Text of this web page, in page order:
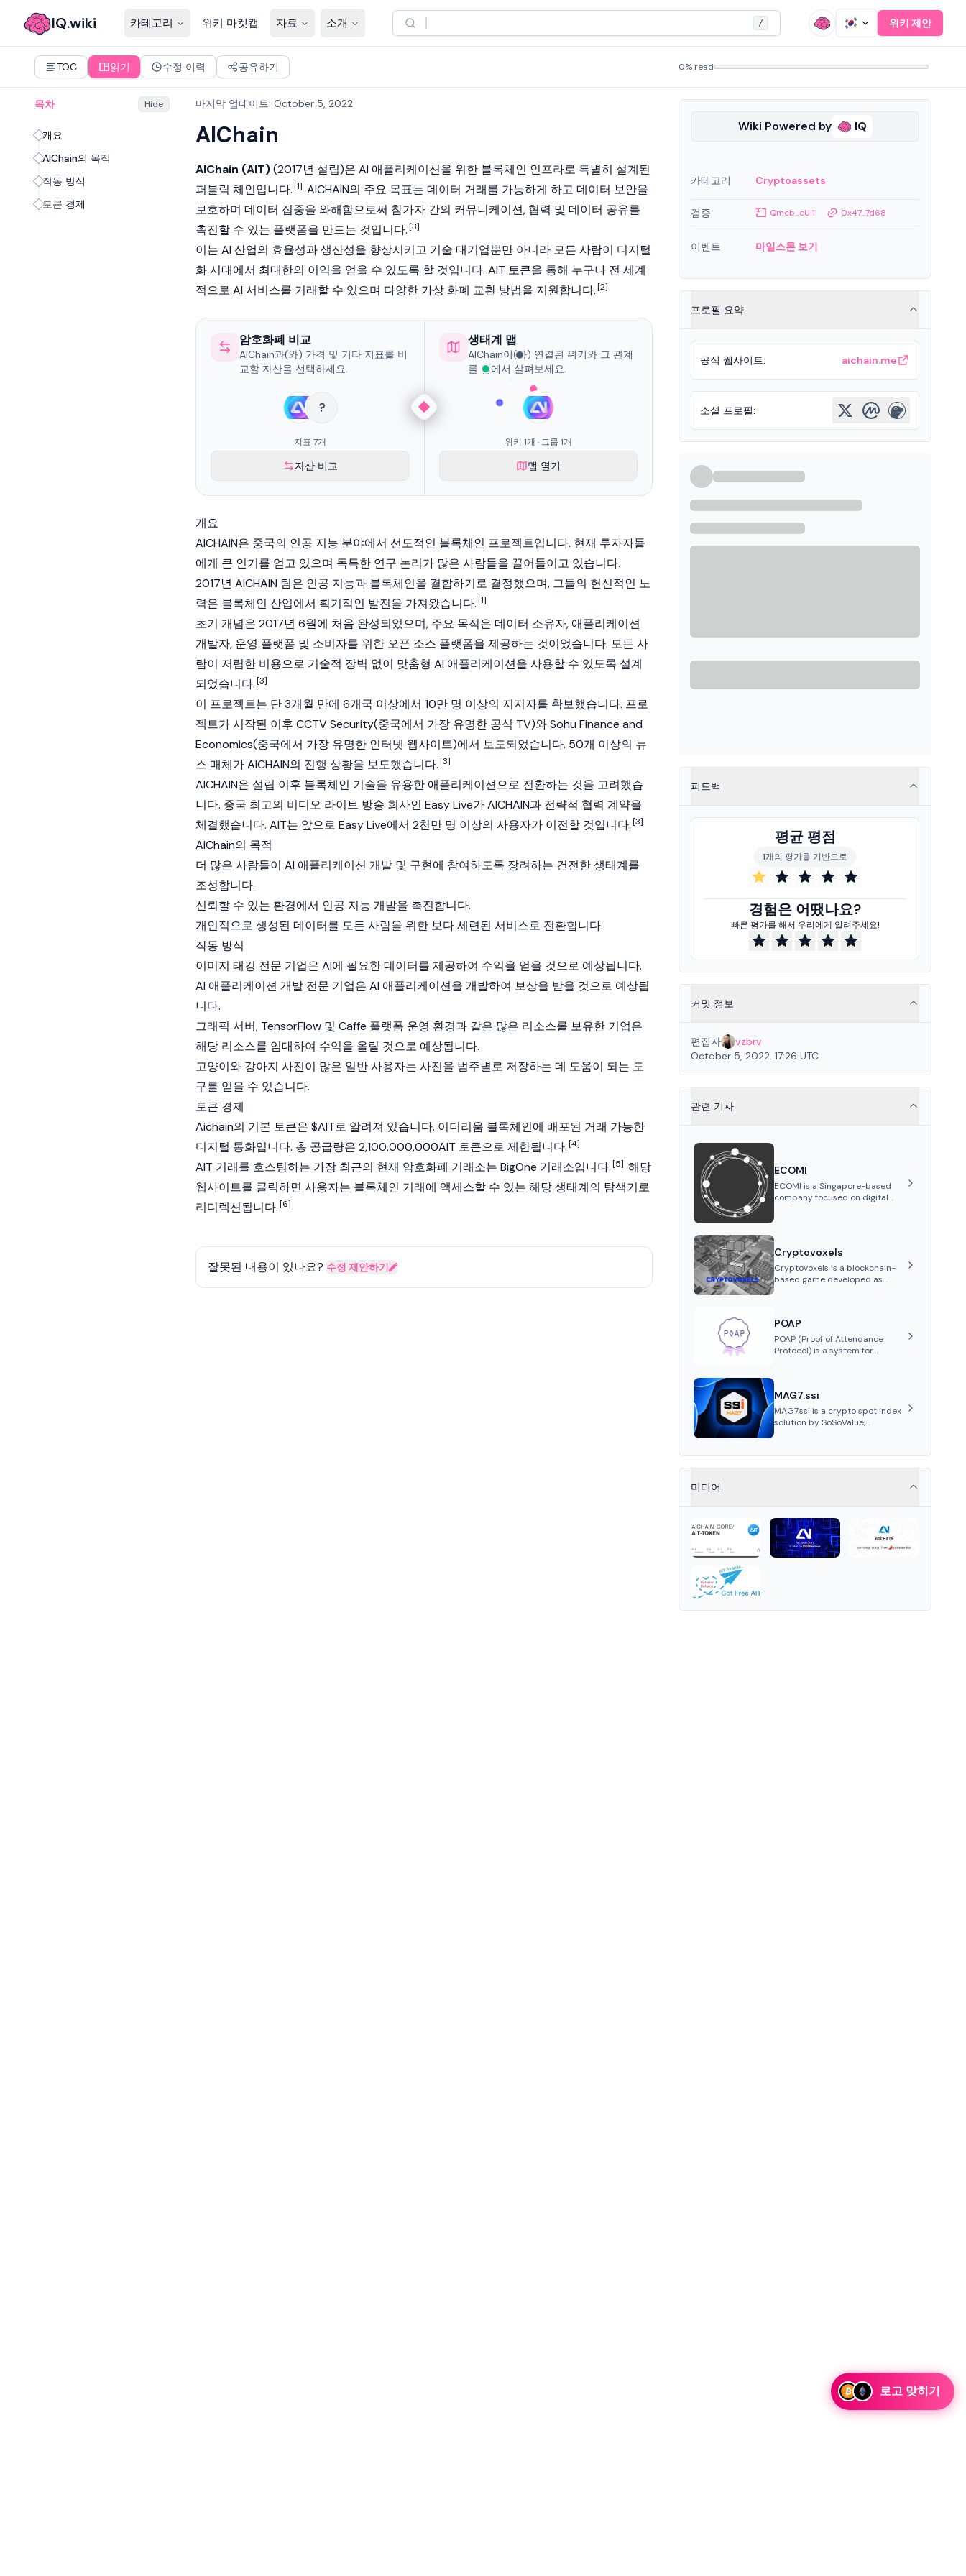
IQ.wiki 카테고리 위키 마켓캡 자료 소개 / 위키 제안
TOC 읽기 수정 이력 공유하기 0% read
목차 Hide
개요
AIChain의 목적
작동 방식
토큰 경제
마지막 업데이트: October 5, 2022
AIChain
AIChain (AIT)(2017년 설립)은 AI 애플리케이션을 위한 블록체인 인프라로 특별히 설계된
퍼블릭 체인입니다.[1] AICHAIN의 주요 목표는 데이터 거래를 가능하게 하고 데이터 보안을
보호하며 데이터 집중을 와해함으로써 참가자 간의 커뮤니케이션, 협력 및 데이터 공유를
촉진할 수 있는 플랫폼을 만드는 것입니다.[3]
이는 AI 산업의 효율성과 생산성을 향상시키고 기술 대기업뿐만 아니라 모든 사람이 디지털
화 시대에서 최대한의 이익을 얻을 수 있도록 할 것입니다. AIT 토큰을 통해 누구나 전 세계
적으로 AI 서비스를 거래할 수 있으며 다양한 가상 화폐 교환 방법을 지원합니다.[2]
암호화폐 비교
AIChain과(와) 가격 및 기타 지표를 비
교할 자산을 선택하세요.
?
지표 7개
자산 비교
생태계 맵
AIChain이(가) 연결된 위키와 그 관계
를 맵에서 살펴보세요.
위키 1개 · 그룹 1개
맵 열기
개요
AICHAIN은 중국의 인공 지능 분야에서 선도적인 블록체인 프로젝트입니다. 현재 투자자들
에게 큰 인기를 얻고 있으며 독특한 연구 논리가 많은 사람들을 끌어들이고 있습니다.
2017년 AICHAIN 팀은 인공 지능과 블록체인을 결합하기로 결정했으며, 그들의 헌신적인 노
력은 블록체인 산업에서 획기적인 발전을 가져왔습니다.[1]
초기 개념은 2017년 6월에 처음 완성되었으며, 주요 목적은 데이터 소유자, 애플리케이션
개발자, 운영 플랫폼 및 소비자를 위한 오픈 소스 플랫폼을 제공하는 것이었습니다. 모든 사
람이 저렴한 비용으로 기술적 장벽 없이 맞춤형 AI 애플리케이션을 사용할 수 있도록 설계
되었습니다.[3]
이 프로젝트는 단 3개월 만에 6개국 이상에서 10만 명 이상의 지지자를 확보했습니다. 프로
젝트가 시작된 이후 CCTV Security(중국에서 가장 유명한 공식 TV)와 Sohu Finance and
Economics(중국에서 가장 유명한 인터넷 웹사이트)에서 보도되었습니다. 50개 이상의 뉴
스 매체가 AICHAIN의 진행 상황을 보도했습니다.[3]
AICHAIN은 설립 이후 블록체인 기술을 유용한 애플리케이션으로 전환하는 것을 고려했습
니다. 중국 최고의 비디오 라이브 방송 회사인 Easy Live가 AICHAIN과 전략적 협력 계약을
체결했습니다. AIT는 앞으로 Easy Live에서 2천만 명 이상의 사용자가 이전할 것입니다.[3]
AIChain의 목적
더 많은 사람들이 AI 애플리케이션 개발 및 구현에 참여하도록 장려하는 건전한 생태계를
조성합니다.
신뢰할 수 있는 환경에서 인공 지능 개발을 촉진합니다.
개인적으로 생성된 데이터를 모든 사람을 위한 보다 세련된 서비스로 전환합니다.
작동 방식
이미지 태깅 전문 기업은 AI에 필요한 데이터를 제공하여 수익을 얻을 것으로 예상됩니다.
AI 애플리케이션 개발 전문 기업은 AI 애플리케이션을 개발하여 보상을 받을 것으로 예상됩
니다.
그래픽 서버, TensorFlow 및 Caffe 플랫폼 운영 환경과 같은 많은 리소스를 보유한 기업은
해당 리소스를 임대하여 수익을 올릴 것으로 예상됩니다.
고양이와 강아지 사진이 많은 일반 사용자는 사진을 범주별로 저장하는 데 도움이 되는 도
구를 얻을 수 있습니다.
토큰 경제
Aichain의 기본 토큰은 $AIT로 알려져 있습니다. 이더리움 블록체인에 배포된 거래 가능한
디지털 통화입니다. 총 공급량은 2,100,000,000AIT 토큰으로 제한됩니다.[4]
AIT 거래를 호스팅하는 가장 최근의 현재 암호화폐 거래소는 BigOne 거래소입니다.[5] 해당
웹사이트를 클릭하면 사용자는 블록체인 거래에 액세스할 수 있는 해당 생태계의 탐색기로
리디렉션됩니다.[6]
잘못된 내용이 있나요? 수정 제안하기
Wiki Powered by IQ
카테고리 Cryptoassets
검증 Qmcb...eUi1 0x47...7d68
이벤트 마일스톤 보기
프로필 요약
공식 웹사이트: aichain.me
소셜 프로필:
피드백
평균 평점
1개의 평가를 기반으로
경험은 어땠나요?
빠른 평가를 해서 우리에게 알려주세요!
커밋 정보
편집자
vzbrv
October 5, 2022. 17:26 UTC
관련 기사
ECOMI
ECOMI is a Singapore-based
company focused on digital
digital assets.
Cryptovoxels
Cryptovoxels is a blockchain-
based game developed as
POAP
POAP (Proof of Attendance
Protocol) is a system for
verifiable proof of attendance
at vir...
MAG7.ssi
MAG7.ssi is a crypto spot index
solution by SoSoValue,
risk-resistant passive index
investing with systematic beta
미디어
로고 맞히기